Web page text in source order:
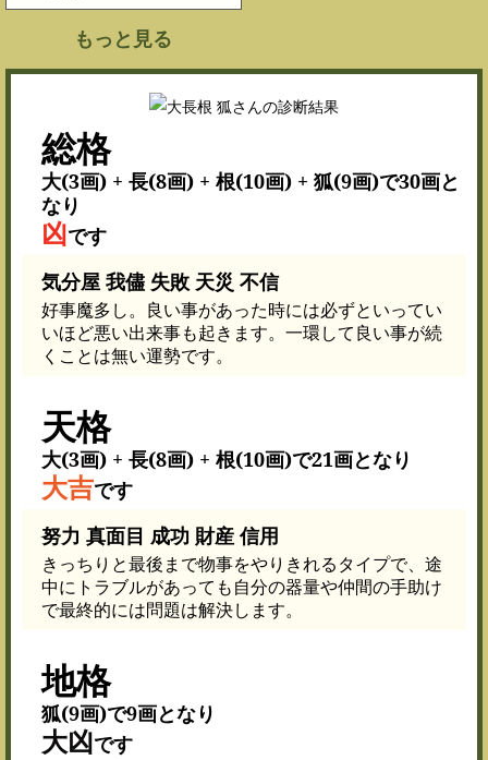
もっと見る
総格
大(3画) + 長(8画) + 根(10画) + 狐(9画)で30画と
なり
凶です
気分屋 我儘 失敗 天災 不信
好事魔多し。良い事があった時には必ずといってい
いほど悪い出来事も起きます。一環して良い事が続
くことは無い運勢です。
天格
大(3画) + 長(8画) + 根(10画)で21画となり
大吉です
努力 真面目 成功 財産 信用
きっちりと最後まで物事をやりきれるタイプで、途
中にトラブルがあっても自分の器量や仲間の手助け
で最終的には問題は解決します。
地格
狐(9画)で9画となり
大凶です